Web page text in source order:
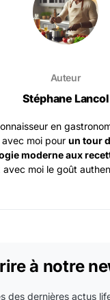
Auteur
Stéphane Lancol
en
moi pour un tour
moderne aux
avec moi le goût
à notre
des dernières actus